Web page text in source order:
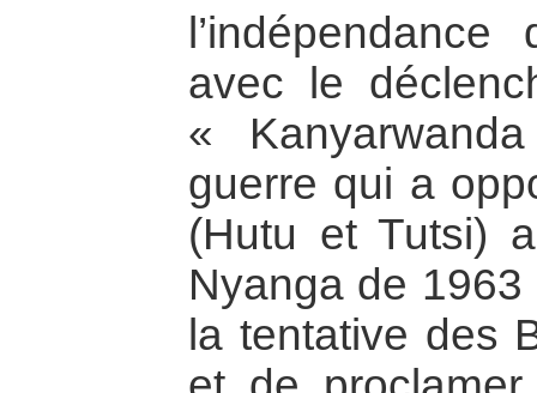
avec le
«
guerre qui a
(Hutu et Tutsi)
Nyanga de
la tentative des